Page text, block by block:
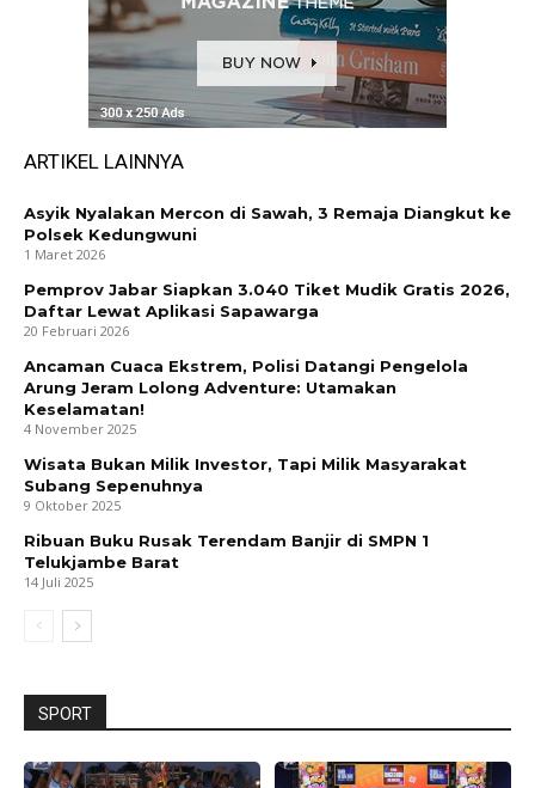
ARTIKEL LAINNYA
Asyik Nyalakan Mercon di Sawah, 3 Remaja Diangkut ke
Polsek Kedungwuni
1 Maret 2026
Pemprov Jabar Siapkan 3.040 Tiket Mudik Gratis 2026,
Daftar Lewat Aplikasi Sapawarga
20 Februari 2026
Ancaman Cuaca Ekstrem, Polisi Datangi Pengelola
Arung Jeram Lolong Adventure: Utamakan
Keselamatan!
4 November 2025
Wisata Bukan Milik Investor, Tapi Milik Masyarakat
Subang Sepenuhnya
9 Oktober 2025
Ribuan Buku Rusak Terendam Banjir di SMPN 1
Telukjambe Barat
14 Juli 2025
SPORT